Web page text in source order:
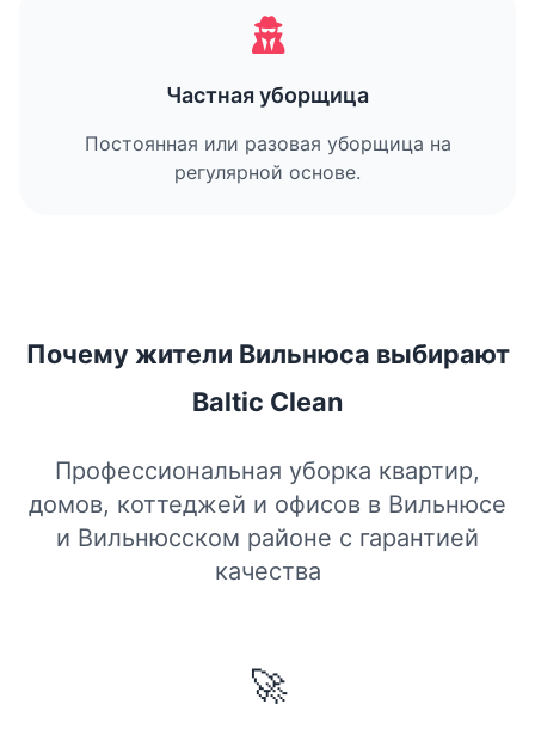
Частная уборщица
Постоянная или разовая уборщица на
регулярной основе.
Почему жители Вильнюса выбирают
Baltic Clean
Профессиональная уборка квартир,
домов, коттеджей и офисов в Вильнюсе
и Вильнюсском районе с гарантией
качества
🚀